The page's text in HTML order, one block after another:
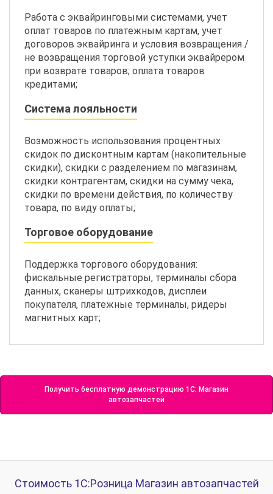
Работа с эквайринговыми системами, учет
оплат товаров по платежным картам, учет
договоров эквайринга и условия возвращения /
не возвращения торговой уступки эквайрером
при возврате товаров; оплата товаров
кредитами;
Система лояльности
Возможность использования процентных
скидок по дисконтным картам (накопительные
скидки), скидки с разделением по магазинам,
скидки контрагентам, скидки на сумму чека,
скидки по времени действия, по количеству
товара, по виду оплаты;
Торговое оборудование
Поддержка торгового оборудования:
фискальные регистраторы, терминалы сбора
данных, сканеры штрихкодов, дисплеи
покупателя, платежные терминалы, ридеры
магнитных карт;
Получить бесплатную демонстрацию 1С: Магазин
автозапчастей
Стоимость 1С:Розница Магазин автозапчастей